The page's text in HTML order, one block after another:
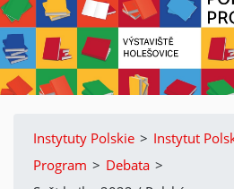
Instytuty Polskie > Instytut
Program > Debata >